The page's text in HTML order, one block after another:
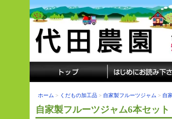
ホーム > くだもの加工品 > 自家製フルーツジャム > 自
自家製フルーツジャム6本セット